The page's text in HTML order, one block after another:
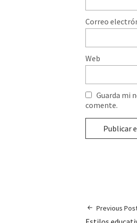
Correo
Web
Guarda mi
comente.
Previous